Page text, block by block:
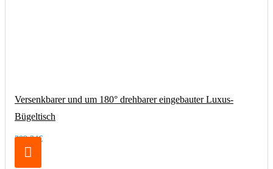
Versenkbarer und um 180° drehbarer eingebauter Luxus-
Bügeltisch
209,24€